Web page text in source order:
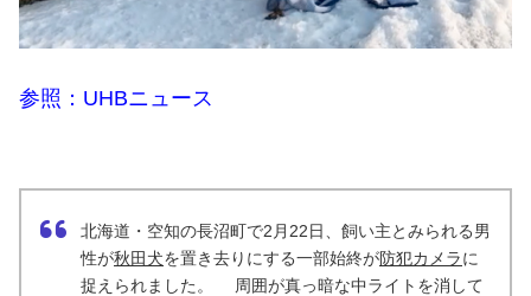
参照：UHBニュース
北海道・空知の長沼町で2月22日、飼い主とみられる男
性が秋田犬を置き去りにする一部始終が防犯カメラに
捉えられました。 周囲が真っ暗な中ライトを消して